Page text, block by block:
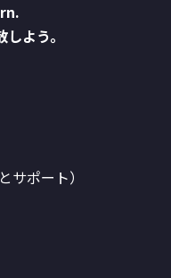
よう。
サポート）